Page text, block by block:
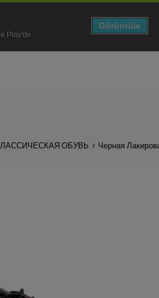
ОБУВЬ
Play'de
Görüntüle